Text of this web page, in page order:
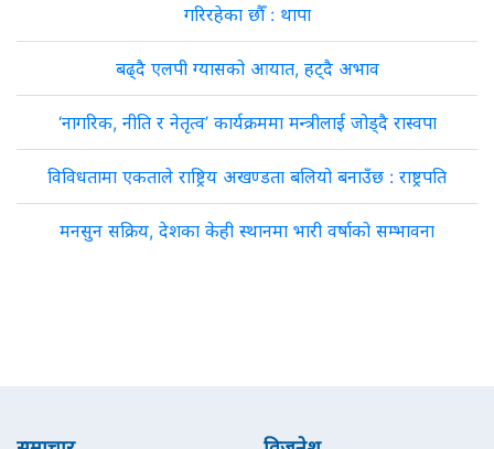
गरिरहेका छौँ : थापा
बढ्दै एलपी ग्यासको आयात, हट्दै अभाव
‘नागरिक, नीति र नेतृत्व’ कार्यक्रममा मन्त्रीलाई जोड्दै रास्वपा
विविधतामा एकताले राष्ट्रिय अखण्डता बलियो बनाउँछ : राष्ट्रपति
मनसुन सक्रिय, देशका केही स्थानमा भारी वर्षाको सम्भावना